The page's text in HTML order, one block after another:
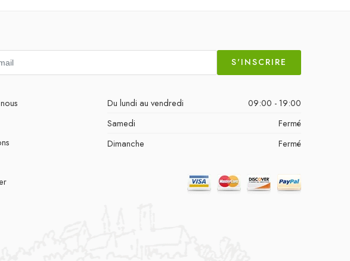
S'INSCRIRE
Du lundi au vendredi
09:00 - 19:00
Samedi
Fermé
Dimanche
Fermé